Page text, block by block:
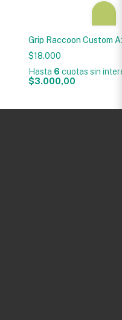
Grip Raccoon Custom
$18.000
Hasta 6 cuotas sin
$3.000,00